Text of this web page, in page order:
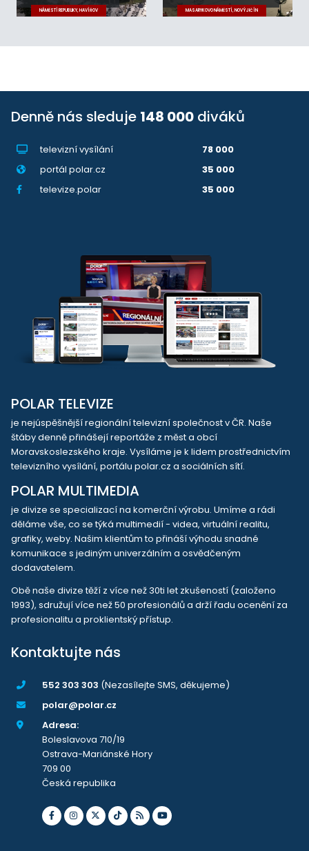
NÁMĚSTÍ REPUBLIKY, HAVÍŘOV MASARYKOVO NÁMĚSTÍ, NOVÝ JIČÍN
Denně nás sleduje 148 000 diváků
televizní vysílání
78 000
portál polar.cz
35 000
televize.polar
35 000
POLAR TELEVIZE
je nejúspěšnější regionální televizní společnost v ČR. Naše
štáby denně přinášejí reportáže z měst a obcí
Moravskoslezského kraje. Vysíláme je k lidem prostřednictvím
televizního vysílání, portálu polar.cz a sociálních sítí.
POLAR MULTIMEDIA
je divize se specializací na komerční výrobu. Umíme a rádi
děláme vše, co se týká multimedií - videa, virtuální realitu,
grafiky, weby. Našim klientům to přináší výhodu snadné
komunikace s jediným univerzálním a osvědčeným
dodavatelem.
Obě naše divize těží z více než 30ti let zkušeností (založeno
1993), sdružují více než 50 profesionálů a drží řadu ocenění za
profesionalitu a proklientský přístup.
Kontaktujte nás
552 303 303 (Nezasílejte SMS, děkujeme)
polar@polar.cz
Adresa:
Boleslavova 710/19
Ostrava-Mariánské Hory
709 00
Česká republika